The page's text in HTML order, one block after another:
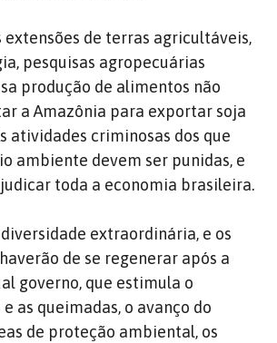
extensões de terras agricultáveis,
pesquisas agropecuárias
produção de alimentos não
a Amazônia para exportar soja
atividades criminosas dos que
ambiente devem ser punidas, e
toda a economia brasileira.
extraordinária, e os
de se regenerar após a
governo, que estimula o
as queimadas, o avanço do
de proteção ambiental, os